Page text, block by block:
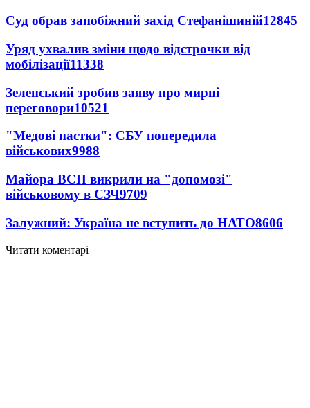
Суд обрав запобіжний захід Стефанішиній12845
Уряд ухвалив зміни щодо відстрочки від
мобілізації11338
Зеленський зробив заяву про мирні
переговори10521
"Медові пастки": СБУ попередила
військових9988
Майора ВСП викрили на "допомозі"
військовому в СЗЧ9709
Залужний: Україна не вступить до НАТО8606
Читати коментарі